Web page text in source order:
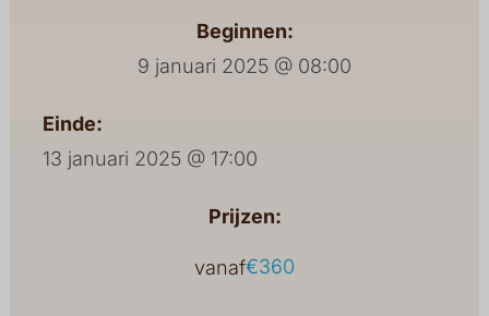
Beginnen:
9 januari 2025 @ 08:00
Einde:
13 januari 2025 @ 17:00
Prijzen:
vanaf€360